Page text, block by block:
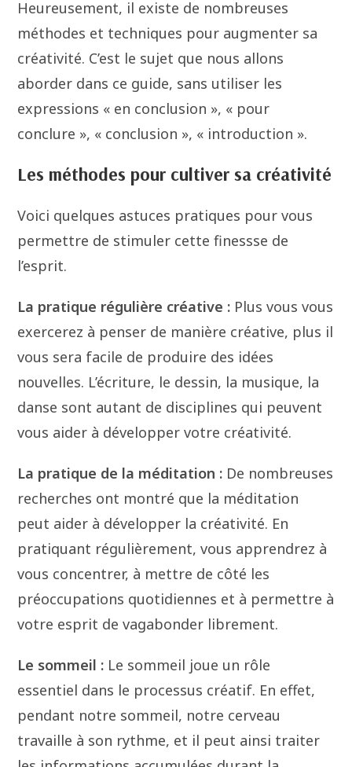
Heureusement, il existe de nombreuses
méthodes et techniques pour augmenter sa
créativité. C’est le sujet que nous allons
aborder dans ce guide, sans utiliser les
expressions « en conclusion », « pour
conclure », « conclusion », « introduction ».
Les méthodes pour cultiver sa créativité
Voici quelques astuces pratiques pour vous
permettre de stimuler cette finessse de
l’esprit.
La pratique régulière créative : Plus vous vous
exercerez à penser de manière créative, plus il
vous sera facile de produire des idées
nouvelles. L’écriture, le dessin, la musique, la
danse sont autant de disciplines qui peuvent
vous aider à développer votre créativité.
La pratique de la méditation : De nombreuses
recherches ont montré que la méditation
peut aider à développer la créativité. En
pratiquant régulièrement, vous apprendrez à
vous concentrer, à mettre de côté les
préoccupations quotidiennes et à permettre à
votre esprit de vagabonder librement.
Le sommeil : Le sommeil joue un rôle
essentiel dans le processus créatif. En effet,
pendant notre sommeil, notre cerveau
travaille à son rythme, et il peut ainsi traiter